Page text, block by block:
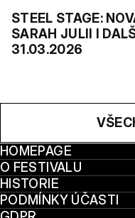
STEEL STAGE:
SARAH JULII I
31.03.2026
HOMEPAGE
O FESTIVALU
HISTORIE
PODMÍNKY ÚČASTI